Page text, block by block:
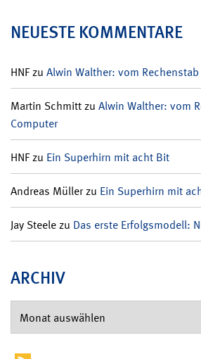
NEUESTE KOMMENTARE
HNFzu Alwin Walther: vom
Martin Schmittzu Alwin Walther: vom
Computer
HNFzu Ein Superhirn mit acht Bit
Andreas Müllerzu Ein Superhirn mit
Jay Steelezu Das erste Erfolgsmodell:
ARCHIV